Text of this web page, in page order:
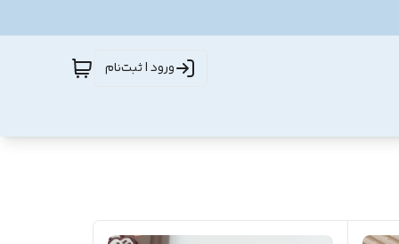
ورود | ثبت‌نام